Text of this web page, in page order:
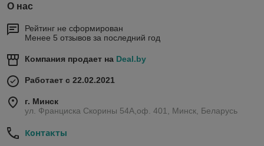
О нас
Рейтинг не сформирован
Менее 5 отзывов за последний год
Компания продает на Deal.by
Работает с 22.02.2021
г. Минск
ул. Франциска Скорины 54А,оф. 401, Минск, Беларусь
Контакты